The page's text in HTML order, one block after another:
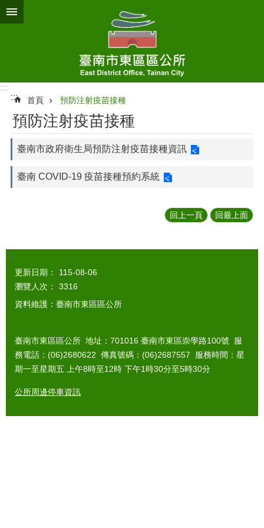
跳到主要內容區塊
:::
:::
首頁 預防注射疫苗接種
預防注射疫苗接種
臺南市政府衛生局預防注射疫苗接種資訊
臺南 COVID-19 疫苗接種預約系統
回上一頁 回最上面
:::
更新日期：
115-08-06
瀏覽人次：
3316
資料維護：臺南市東區區公所
臺南市東區區公所 地址：701016 臺南市東區崇學路100號 服
務電話：(06)2680622 傳真號碼：(06)2687557 服務時間：星
期一至星期五 上午8時至12時 下午1時30分至5時30分
公所周邊停車資訊